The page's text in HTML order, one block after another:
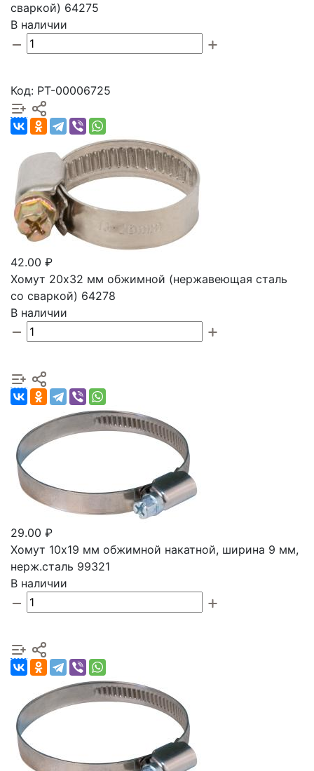
сваркой) 64275
В наличии
Код: РТ-00006725
42.00 ₽
Хомут 20х32 мм обжимной (нержавеющая сталь
со сваркой) 64278
В наличии
29.00 ₽
Хомут 10х19 мм обжимной накатной, ширина 9 мм,
нерж.сталь 99321
В наличии